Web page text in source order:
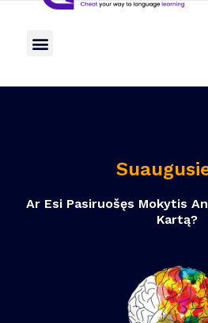
Ar Esi Pasiruošęs Mokytis
Kartą?